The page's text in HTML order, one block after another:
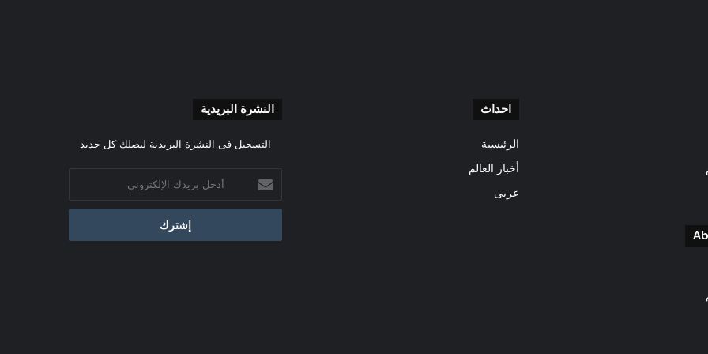
احداث
الرئيسية
أخبار العالم
عربى
النشرة البريدية
التسجيل فى النشرة البريدية ليصلك كل جديد
بريدك
الإلكتروني